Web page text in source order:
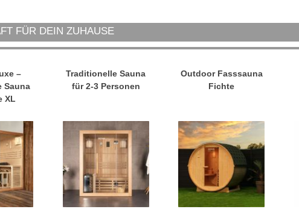
FÜR DEIN ZUHAUSE
–
Sauna
XL
Traditionelle Sauna
für 2-3 Personen
Outdoor Fasssauna
Fichte